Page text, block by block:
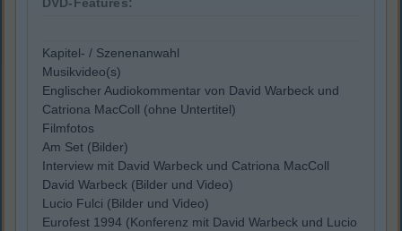
DVD-Features:
Kapitel- / Szenenanwahl
Musikvideo(s)
Englischer Audiokommentar von David Warbeck und
Catriona MacColl (ohne Untertitel)
Filmfotos
Am Set (Bilder)
Interview mit David Warbeck und Catriona MacColl
David Warbeck (Bilder und Video)
Lucio Fulci (Bilder und Video)
Eurofest 1994 (Konferenz mit David Warbeck und Lucio